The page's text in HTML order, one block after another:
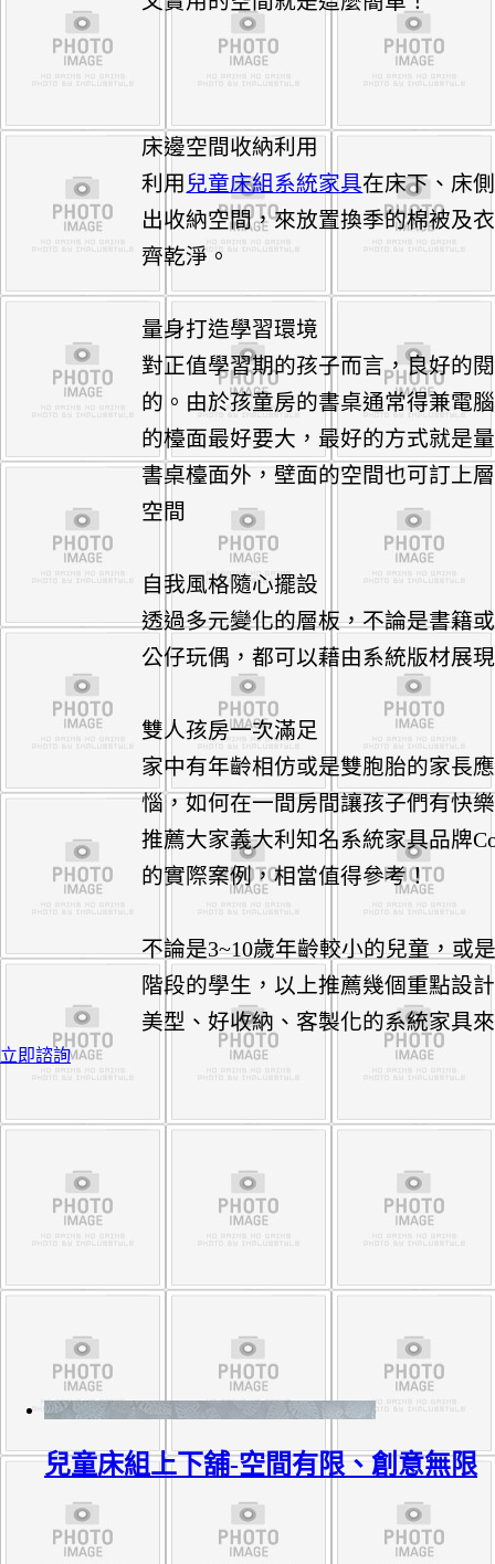
床邊空間收納利用
利用 兒童床組系統家具在床下、床
出收納空間，來放置換季的棉被及
齊乾淨。
量身打造學習環境
對正值學習期的孩子而言，良好的
的。由於孩童房的書桌通常得兼電
的檯面最好要大，最好的方式就是
書桌檯面外，壁面的空間也可訂上
空間
自我風格隨心擺設
透過多元變化的層板，不論是書籍
公仔玩偶，都可以藉由系統版材展
雙人孩房一次滿足
家中有年齡相仿或是雙胞胎的家長
惱，如何在一間房間讓孩子們有快
推薦大家義大利知名系統家具品牌
的實際案例，相當值得參考！
不論是3~10歲年齡較小的兒童，或
階段的學生，以上推薦幾個重點設
美型、好收納、客製化的系統家具
立即諮詢
兒童床組上下舖-空間有限、創意無限